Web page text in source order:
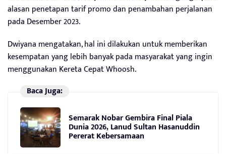
alasan penetapan tarif promo dan penambahan perjalanan
pada Desember 2023.
Dwiyana mengatakan, hal ini dilakukan untuk memberikan
kesempatan yang lebih banyak pada masyarakat yang ingin
menggunakan Kereta Cepat Whoosh.
Baca Juga:
Semarak Nobar Gembira Final Piala
Dunia 2026, Lanud Sultan Hasanuddin
Pererat Kebersamaan